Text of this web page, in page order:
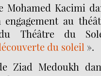
Mohamed Kacimi
au
Théâtre du
du soleil ».
Ziad Medoukh